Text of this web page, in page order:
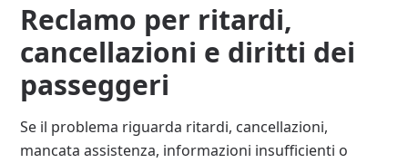
Reclamo per ritardi,
cancellazioni e diritti dei
passeggeri
Se il problema riguarda ritardi, cancellazioni,
mancata assistenza, informazioni insufficienti o